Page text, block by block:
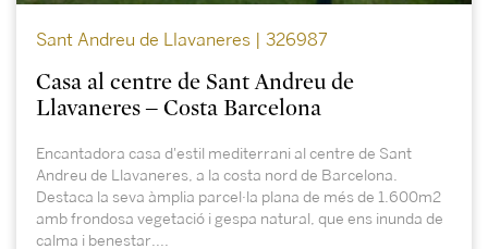
Sant Andreu de Llavaneres | 326987
Casa al centre de Sant Andreu de
Llavaneres – Costa Barcelona
Encantadora casa d'estil mediterrani al centre de Sant
Andreu de Llavaneres, a la costa nord de Barcelona.
Destaca la seva àmplia parcel·la plana de més de 1.600m2
amb frondosa vegetació i gespa natural, que ens inunda de
calma i benestar....